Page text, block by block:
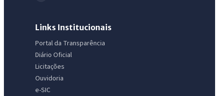
Links Institucionais
Portal da Transparência
Diário Oficial
Licitações
Ouvidoria
e-SIC